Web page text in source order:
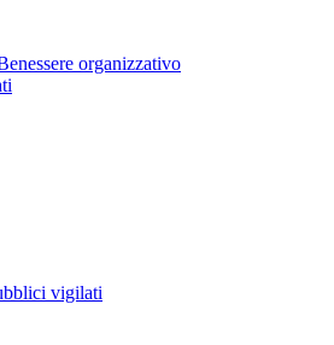
organizzativo
vigilati